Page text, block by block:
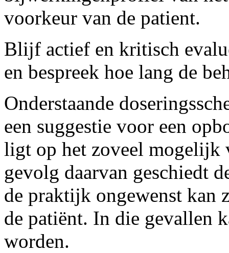
voorkeur van de patient.
Blijf actief en kritisch
en bespreek hoe lang de
Onderstaande
een suggestie voor een
ligt op het zoveel
gevolg daarvan geschiedt
de praktijk ongewenst kan
de patiënt. In die gevallen
worden.